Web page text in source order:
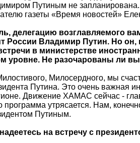
Путиным не
газеты «Время новостей»
делегацию возглавляемого
России Владимир Путин. Но он,
в министерстве
уровне. Не разочарованы ли
Милосердного, мы
Путина. Это очень важная
Движение ХАМАС сейчас -
программа утрясается. Нам,
Путиным.
на встречу с